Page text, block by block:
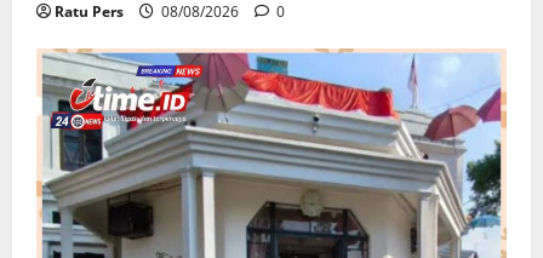
Ratu Pers 08/08/2026 0